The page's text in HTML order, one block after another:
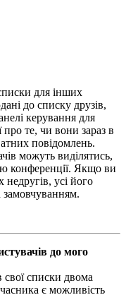
для інших
до списку друзів,
керування для
те, чи вони зараз в
повідомлень.
можуть виділятись,
конференції. Якщо ви
усі його
замовчуванням.
до мого
списки двома
є можливість